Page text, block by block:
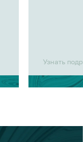
Узнать